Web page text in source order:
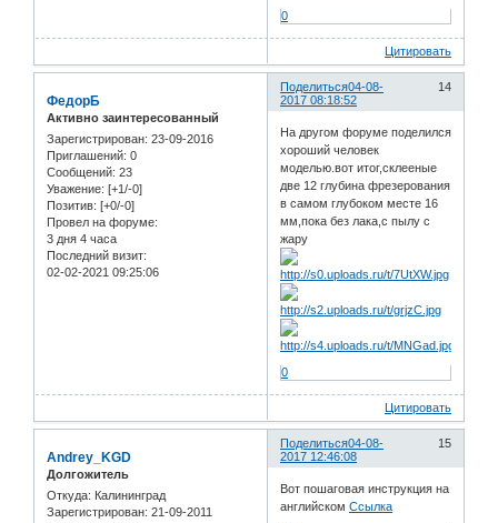
0
Цитировать
Поделиться 14
04-08-
2017 08:18:52
ФедорБ
Активно заинтересованный
Зарегистрирован: 23-09-2016
Приглашений: 0
Сообщений: 23
Уважение: [+1/-0]
Позитив: [+0/-0]
Провел на форуме:
3 дня 4 часа
Последний визит:
02-02-2021 09:25:06
На другом форуме поделился
хороший человек
моделью.вот итог,склееные
две 12 глубина фрезерования
в самом глубоком месте 16
мм,пока без лака,с пылу с
жару
0
Цитировать
Поделиться 15
04-08-
2017 12:46:08
Andrey_KGD
Долгожитель
Откуда: Калининград
Зарегистрирован: 21-09-2011
Вот пошаговая инструкция на
английскомСсылка